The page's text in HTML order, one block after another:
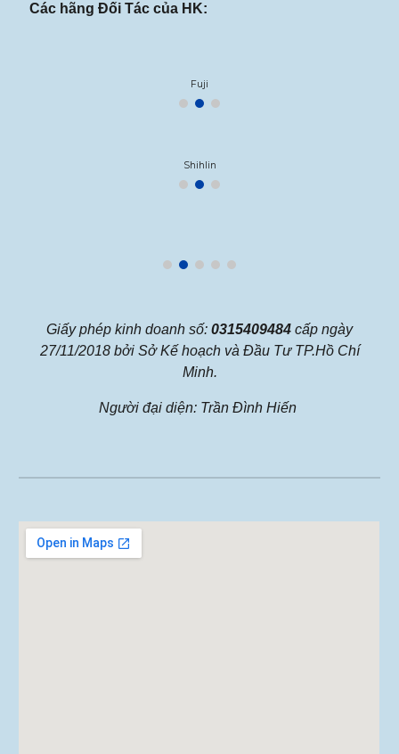
Các hãng Đối Tác của HK:
Fuji
Shihlin
Giấy phép kinh doanh số: 0315409484 cấp ngày
27/11/2018 bởi Sở Kế hoạch và Đầu Tư TP.Hồ Chí
Minh.
Người đại diện: Trần Đình Hiến